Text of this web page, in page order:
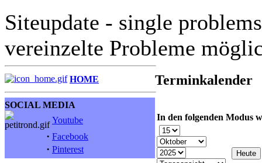
Siteupdate - single
vereinzelte Probleme
HOME
SOCIAL MEDIA
Youtube
· Facebook
· Pinterest
Terminkalender
In den folgenden Modus